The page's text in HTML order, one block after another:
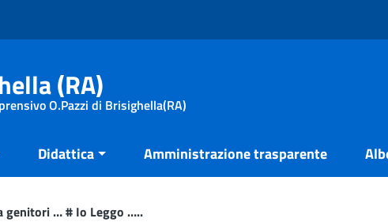
(RA)
O.Pazzi di Brisighella(RA)
Didattica Amministrazione trasparente
genitori … # Io Leggo …..